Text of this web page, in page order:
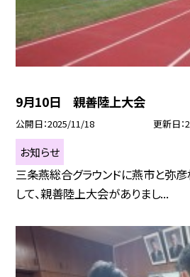
9月10日 親善陸上大会
公開日 2025/11/18 更新日
お知らせ
三条燕総合グラウンドに燕市と弥
して、親善陸上大会がありまし...